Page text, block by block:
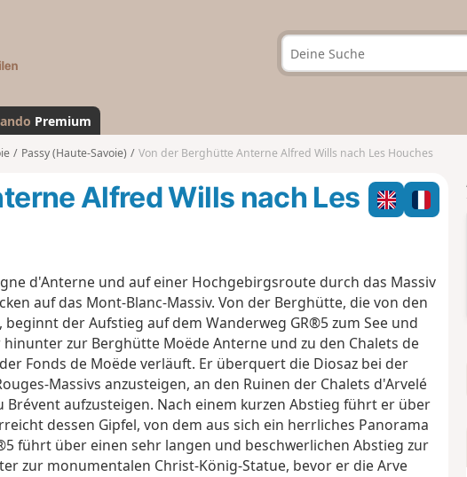
a
n
d
Premium
Passy (Haute-Savoie) Von der Berghütte Anterne Alfred Wills nach Les Houches
Alfred Wills nach Les
d'Anterne und auf einer Hochgebirgsroute durch das Massiv
auf das Mont-Blanc-Massiv. Von der Berghütte, die von den
der Aufstieg auf dem Wanderweg GR®5 zum See und
zur Berghütte Moëde Anterne und zu den Chalets de
Fonds de Moëde verläuft. Er überquert die Diosaz bei der
Massivs anzusteigen, an den Ruinen der Chalets d'Arvelé
aufzusteigen. Nach einem kurzen Abstieg führt er über
dessen Gipfel, von dem aus sich ein herrliches Panorama
führt über einen sehr langen und beschwerlichen Abstieg zur
zur monumentalen Christ-König-Statue, bevor er die Arve